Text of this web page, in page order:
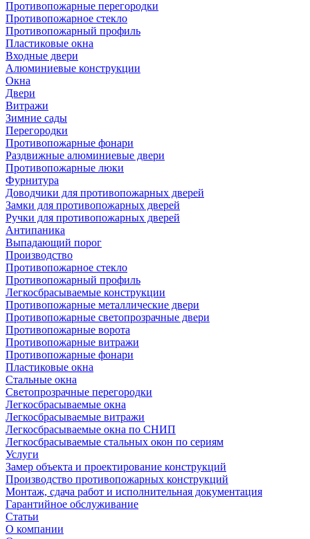
Противопожарные перегородки
Противопожарное стекло
Противопожарный профиль
Пластиковые окна
Входные двери
Алюминиевые конструкции
Окна
Двери
Витражи
Зимние сады
Перегородки
Противопожарные фонари
Раздвижные алюминиевые двери
Противопожарные люки
Фурнитура
Доводчики для противопожарных дверей
Замки для противопожарных дверей
Ручки для противопожарных дверей
Антипаника
Выпадающий порог
Производство
Противопожарное стекло
Противопожарный профиль
Легкосбрасываемые конструкции
Противопожарные металлические двери
Противопожарные светопрозрачные двери
Противопожарные ворота
Противопожарные витражи
Противопожарные фонари
Пластиковые окна
Стальные окна
Светопрозрачные перегородки
Легкосбрасываемые окна
Легкосбрасываемые витражи
Легкосбрасываемые окна по СНИП
Легкосбрасываемые стальных окон по сериям
Услуги
Замер объекта и проектирование конструкций
Производство противопожарных конструкций
Монтаж, сдача работ и исполнительная документация
Гарантийное обслуживание
Статьи
О компании